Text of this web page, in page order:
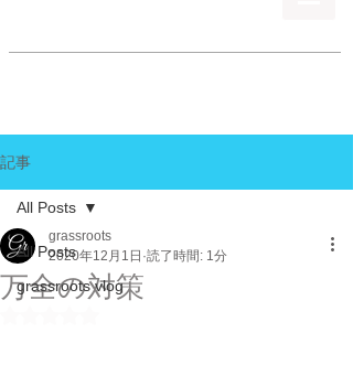
記事
All Posts
grassroots vlog
All Posts
万全の対策
grassroots
2020年12月1日 読了時間: 1分